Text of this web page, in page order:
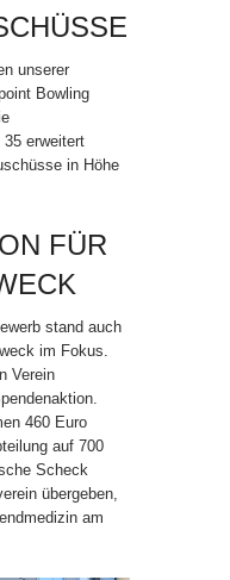
unserer
Bowling
erweitert
in Höhe
FÜR
stand auch
im Fokus.
Verein
460 Euro
auf 700
Scheck
übergeben,
am